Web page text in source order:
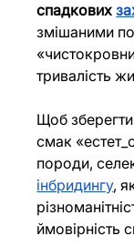
спадкових
змішаними
тривалість
Щоб зберегти
смак
породи,
інбридингу,
ймовірність